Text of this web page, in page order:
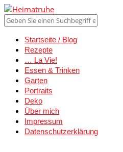
Startseite / Blog
Rezepte
… La Vie!
Essen & Trinken
Garten
Portraits
Deko
Über mich
Impressum
Datenschutzerklärung